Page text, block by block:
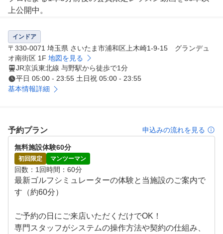
上公開中。
理論など、 一般には出ていない特別なコンテンツが見放
題！“学び放題・復習し放題“の環境で確実な上達を後押し
します。
3.PGA公認ティーチングプロによるマンツーマンレッスン
一人で取り組む“コソ練”を、ティーチングプロのサポート
スタッフおすすめクラブ使い放題
●最新シュミレーター：GDR Plus
インドア練習・レッスンに特化したゴルフシミュレーター
シミュレーター指定されている高解像度カメラセンサーが
、実際の球質を可能な限り再現。
インドア
〒330-0071 埼玉県 さいたま市浦和区上木崎1-9-15 グランデュ
オ南街区 1F 地図を見る
JR京浜東北線 与野駅から徒歩で1分
平日 05:00 - 23:55 土日祝 05:00 - 23:55
基本情報詳細
予約プラン 申込みの流れを見る
無料施設体験60分
初回限定 マンツーマン
回数 1回時間 60分
最新ゴルフシミュレーターの体験と当施設のご案内で
す（約60分）
ご予約の日にご来店いただくだけでOK！
専門スタッフがシステムの操作方法や契約の仕組み、